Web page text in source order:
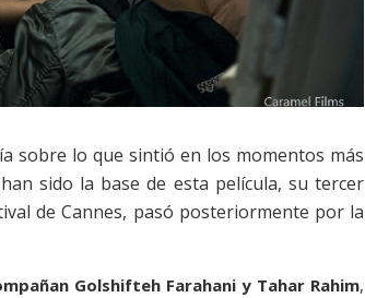
sobre lo que sintió en los momentos más
sido la base de esta película, su tercer
de Cannes, pasó posteriormente por la
Golshifteh Farahani y Tahar Rahim,